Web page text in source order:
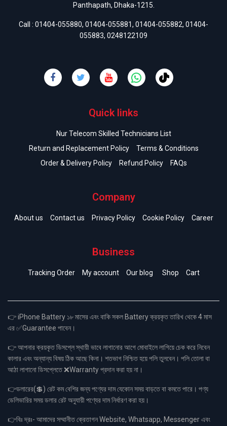
Panthapath, Dhaka-1215.
Call : 01404-055880, 01404-055881, 01404-055882, 01404-
055883, 0248122109
Quick links
Nur Telecom Skilled Technicians List
Return and Replacement Policy
Terms & Conditions
Order & Delivery Policy
Refund Policy FAQs
Company
About us Contact us Privacy Policy Cookie Policy Career
Business
Tracking Order My account Our blog Shop Cart
👉 iPhone Battery ১৮ মাসের এবং বাকি সকল Battery ক্রয়কৃত তারিখ থেকে 4 মাস
এর ✅Guarantee পাবেন।
👉 আপনার ক্রয়কৃত ডিসপ্লে স্থায়ী ভাবে লাগানোর আগে মোবাইলে লাগিয়ে চেক করে নিবেন
কালার এবং অন্যান্য বিষয় ঠিক আছে কিনা। শতভাগ নিশ্চিত হয়ে পলি তুলবেন। পলি তোলা বা
আঠা লাগানো ডিসপ্লেতে ❌Warranty প্রদান করা হয় না।
👉ডলারের(💲) রেট কম বেশির জন্য পণ্যের দাম যেকোন সময় বাড়তে বা কমতে পারে। পণ্য
ডেলিভারির সময় ডলার রেট অনুযায়ী পণ্যের দাম নির্ধারণ করা হয়।
👉বিঃ দ্রঃ- আমাদের সম্মানীত ক্রেতাগন Website, Whatsapp, Messenger এবং